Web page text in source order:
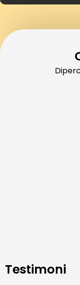
Testimoni